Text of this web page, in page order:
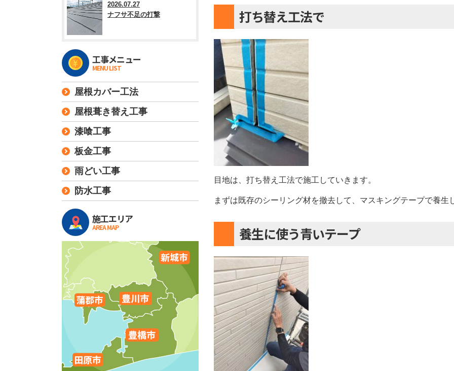
打ち替え工法で
目地は、打ち替え工法で施工していきます。
まずは既存のシーリング材を撤去して、マスキングテープで養生
養生に使う青いテープ
2026.07.27
ナフサ不足の打撃
工事メニュー
MENU LIST
屋根カバー工法
屋根葺き替え工事
漆喰工事
板金工事
雨どい工事
防水工事
施工エリア
AREA MAP